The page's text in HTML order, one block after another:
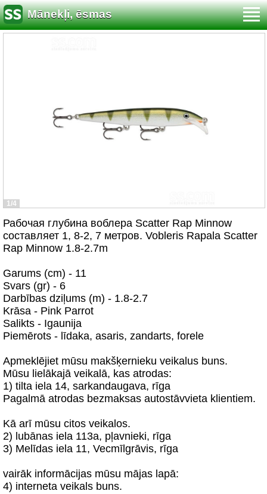
Mānekļi, ēsmas
1/4
Рабочая глубина воблера Scatter Rap Minnow
составляет 1, 8-2, 7 метров. Vobleris Rapala Scatter
Rap Minnow 1.8-2.7m
Garums (cm) - 11
Svars (gr) - 6
Darbības dziļums (m) - 1.8-2.7
Krāsa - Pink Parrot
Salikts - Igaunija
Piemērots - līdaka, asaris, zandarts, forele
Apmeklējiet mūsu makšķernieku veikalus buns.
Mūsu lielākajā veikalā, kas atrodas:
1) tilta iela 14, sarkandaugava, rīga
Pagalmā atrodas bezmaksas autostāvvieta klientiem.
Kā arī mūsu citos veikalos.
2) lubānas iela 113a, pļavnieki, rīga
3) Melīdas iela 11, Vecmīlgrāvis, rīga
vairāk informācijas mūsu mājas lapā:
4) interneta veikals buns.